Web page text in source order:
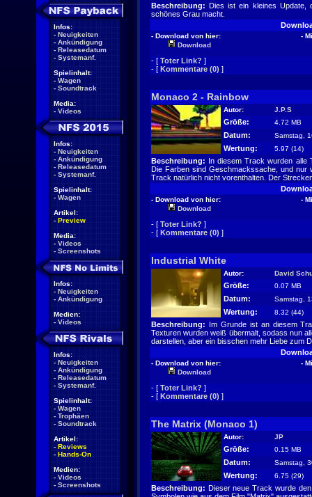
Infos:
- Neuigkeiten
- Ankündigung
- Releasedatum
- Systemanf.
Spielinhalt:
- Wagen
- Soundtrack
Media:
- Videos
Infos:
- Neuigkeiten
- Ankündigung
- Releasedatum
- Systemanf.
Spielinhalt:
- Wagen
Artikel:
- Preview
Media:
- Videos
- Screenshots
Infos:
- Neuigkeiten
- Ankündigung
Medien:
- Videos
Infos:
- Neuigkeiten
- Ankündigung
- Releasedatum
- Systemanf.
Spielinhalt:
- Wagen
- Trophäen
- Soundtrack
Artikel:
- Reviews
- Hands-On
Medien:
- Videos
- Screenshots
Beschreibung: Dies ist ein kleines Update,
schönes Grau macht.
- Download von hier:
Download
-
- [ Toter Link? ]
- [ Kommentare (0) ]
Monaco 2 - Rainbow
Autor: J.P.S
Größe: 4.72 MB
Datum: Samstag,
Wertung: 5.97
Beschreibung: In diesem Track wurden alle
Die Farben sind Geschmackssache, und nur
Track natürlich nicht vorenthalten. Der
- Download von hier:
Download
-
- [ Toter Link? ]
- [ Kommentare (0) ]
Industrial White
Autor: David
Größe: 0.07 MB
Datum: Samstag,
Wertung: 8.32
Beschreibung: Im Grunde ist an diesem
Texturen wurden weiß übermalt, sodass nun
darstellen, aber ein bisschen mehr Liebe zum
- Download von hier:
Download
-
- [ Toter Link? ]
- [ Kommentare (0) ]
The Matrix (Monaco 1)
Autor: JP
Größe: 0.15 MB
Datum: Samstag,
Wertung: 6.75
Beschreibung: Dieser neue Track wurde